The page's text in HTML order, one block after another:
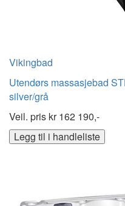
Vikingbad
Utendørs massasjebad
silver/grå
Veil. pris kr162 190,-
Legg til i handleliste